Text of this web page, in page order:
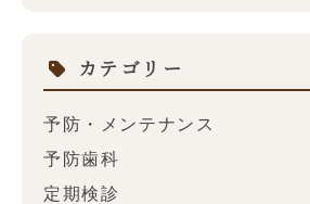
カテゴリー
予防・メンテナンス
予防歯科
定期検診